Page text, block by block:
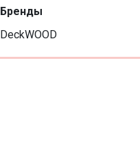
Бренды
DeckWOOD